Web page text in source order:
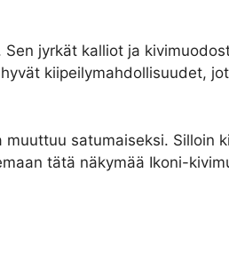
jyrkät kalliot ja
kiipeilymahdollisuudet,
satumaiseksi. Silloin
tätä näkymää Ikoni-